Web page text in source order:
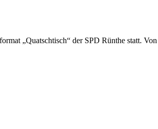
„Quatschtisch“ der SPD Rünthe statt.